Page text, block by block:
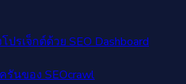
รเจ็กต์ด้วย SEO Dashboard
รันของ SEOcrawl